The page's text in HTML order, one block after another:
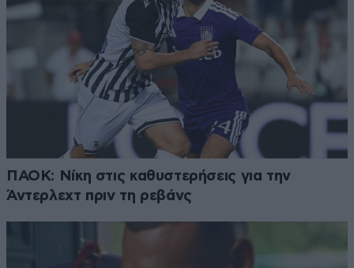
ΠΑΟΚ: Νίκη στις καθυστερήσεις για την
Άντερλεχτ πριν τη ρεβάνς